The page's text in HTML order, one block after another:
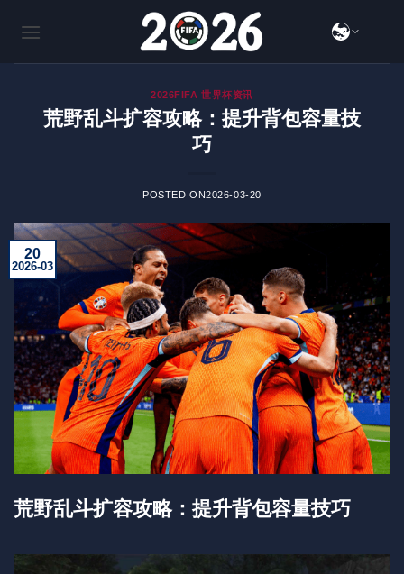
2026FIFA 世界杯资讯
荒野乱斗扩容攻略：提升背包容量技
巧
POSTED ON2026-03-20
20
2026-03
荒野乱斗扩容攻略：提升背包容量技巧